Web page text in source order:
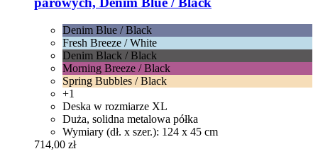
Denim Blue / Black
Fresh Breeze / White
Denim Black / Black
Morning Breeze / Black
Spring Bubbles / Black
+1
Deska w rozmiarze XL
Duża, solidna metalowa półka
Wymiary (dł. x szer.): 124 x 45 cm
714,00 zł